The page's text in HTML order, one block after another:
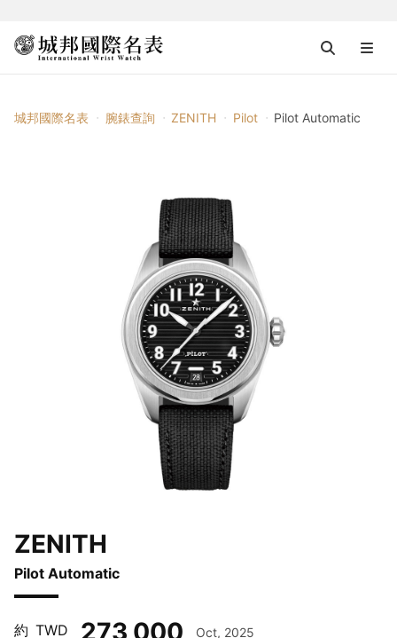
城邦國際名表 腕錶查詢 ZENITH Pilot Pilot Automatic
ZENITH
Pilot Automatic
約 TWD 273,000 Oct, 2025